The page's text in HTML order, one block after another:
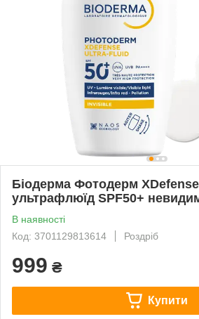
Біодерма Фотодерм
ультрафлюїд SPF50+
В наявності
Код: 3701129813614
Роздріб
999 ₴
Купити